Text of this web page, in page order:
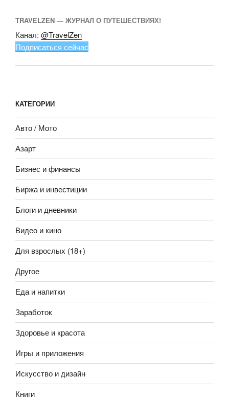
TRAVELZEN — ЖУРНАЛ О ПУТЕШЕСТВИЯХ!
Канал: @TravelZen
Подписаться сейчас
КАТЕГОРИИ
Авто / Мото
Азарт
Бизнес и финансы
Биржа и инвестиции
Блоги и дневники
Видео и кино
Для взрослых (18+)
Другое
Еда и напитки
Заработок
Здоровье и красота
Игры и приложения
Искусство и дизайн
Книги